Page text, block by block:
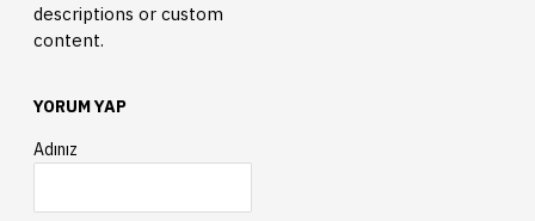
descriptions or custom
content.
YORUM YAP
Adınız